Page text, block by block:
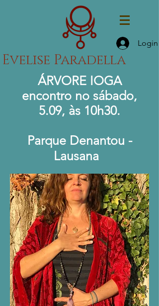
Login
Evelise Paradella
ÁRVORE IOGA
encontro no sábado,
5.09, às 10h30.
Parque Denantou -
Lausana